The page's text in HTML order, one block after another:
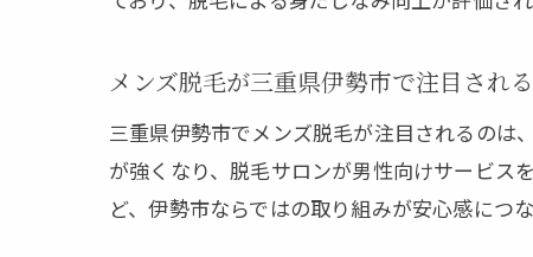
メンズ脱毛が三重県伊勢市で注目され
三重県伊勢市でメンズ脱毛が注目されるのは
が強くなり、脱毛サロンが男性向けサービス
ど、伊勢市ならではの取り組みが安心感につ